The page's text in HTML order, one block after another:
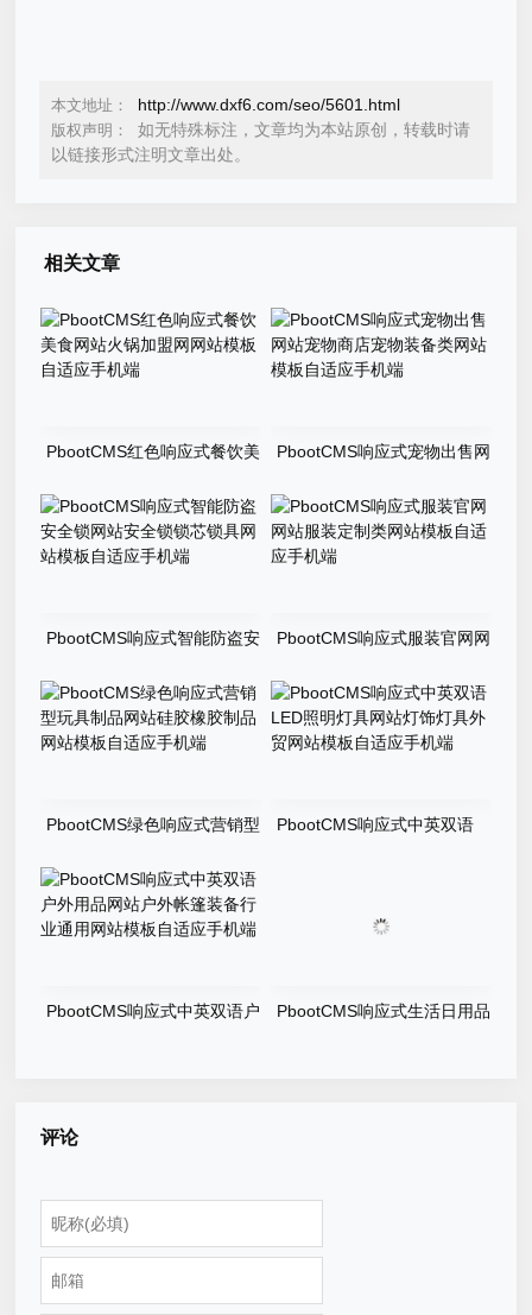
本文地址： http://www.dxf6.com/seo/5601.html
版权声明：
如无特殊标注，文章均为本站原创，转载时请
以链接形式注明文章出处。
相关文章
PbootCMS红色响应式餐饮美
适应手机端
PbootCMS响应式宠物出售网
板自适应手机端
PbootCMS响应式智能防盗安
模板自适应手机端
PbootCMS响应式服装官网网
手机端
PbootCMS绿色响应式营销型
站模板自适应手机端
PbootCMS响应式中英双语
PbootCMS响应式中英双语户
PbootCMS响应式生活日用品
评论